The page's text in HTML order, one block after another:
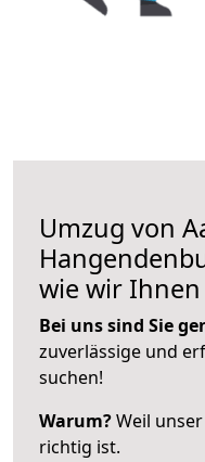
Umzug von
wie wir
Bei uns sind Sie
zuverlässige und
suchen!
Warum?Weil
richtig ist.